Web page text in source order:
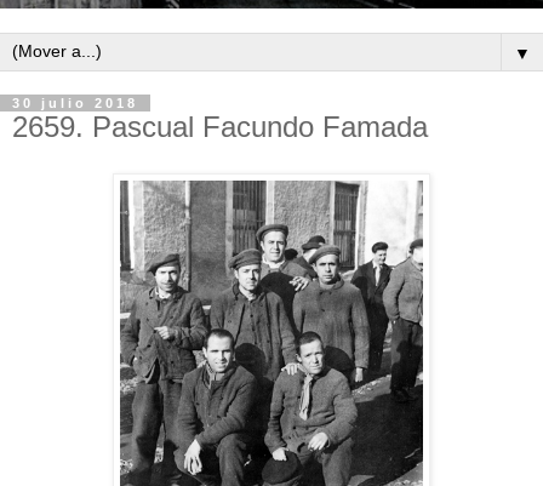
▼
30 julio 2018
2659. Pascual Facundo Famada